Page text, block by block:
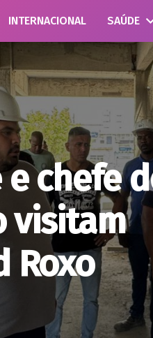
INTERNACIONAL SAÚDE
chefe
visitam
Roxo